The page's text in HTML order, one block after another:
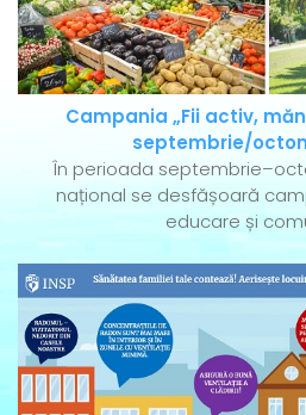
Campania „Fii activ,
septembrie/
În perioada
național se desfășoară
educare și